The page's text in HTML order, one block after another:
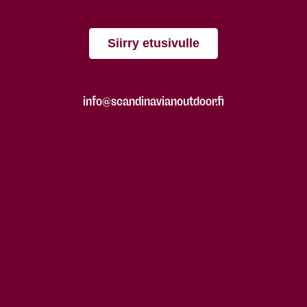
Siirry etusivulle
info@scandinavianoutdoor.fi